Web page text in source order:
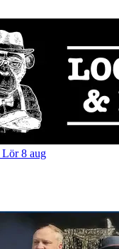
Lör 8 aug